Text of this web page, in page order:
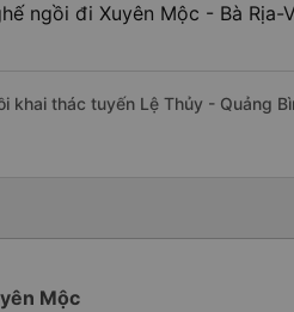
ngồi đi Xuyên Mộc - Bà Rịa-
khai thác tuyến Lệ Thủy - Quảng
Mộc